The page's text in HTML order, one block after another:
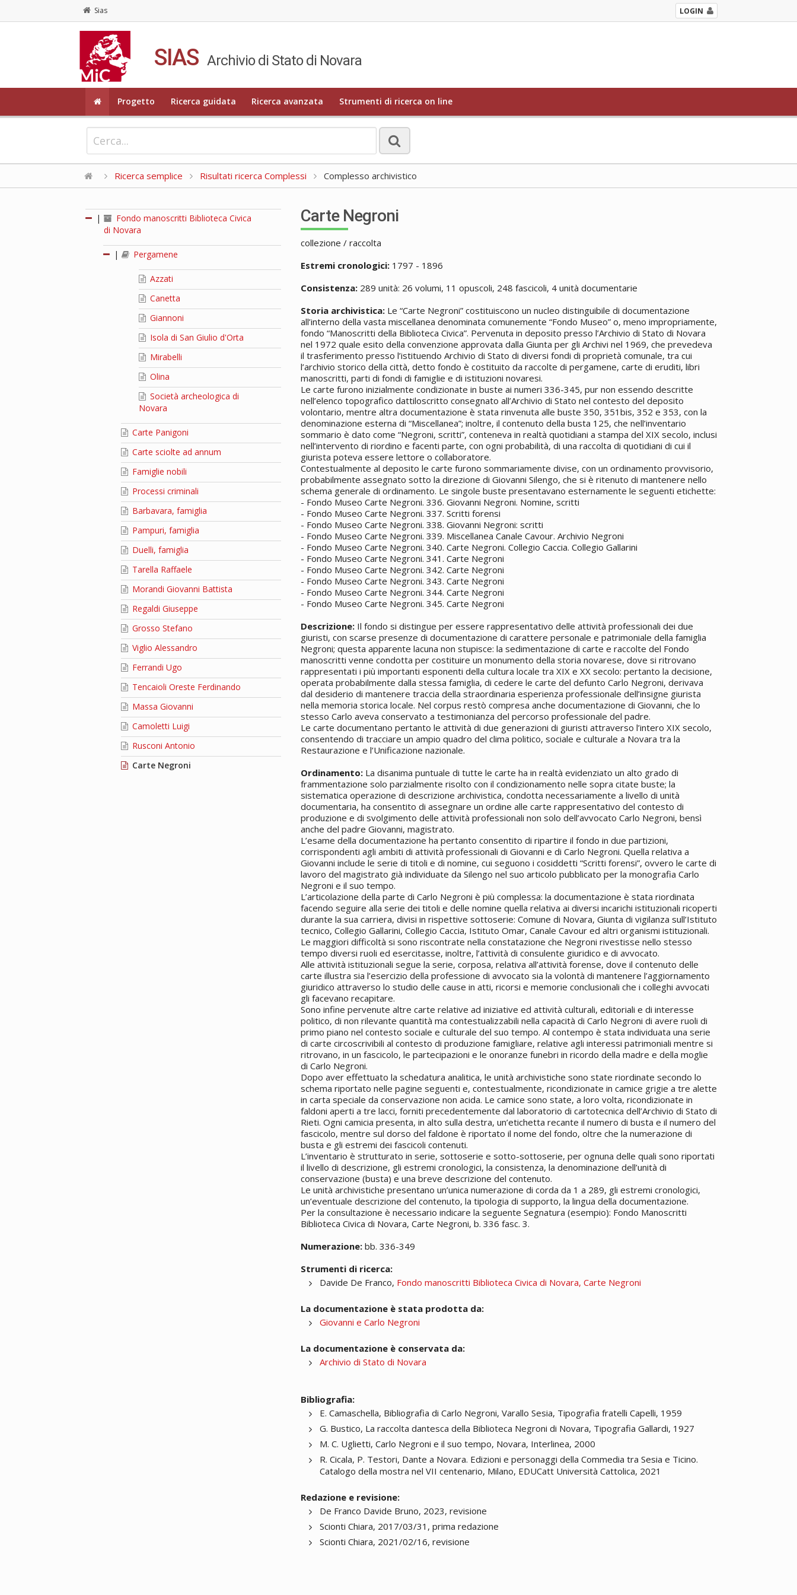
Sias LOGIN
SIAS Archivio di Stato di Novara
Progetto Ricerca guidata Ricerca avanzata Strumenti di ricerca on line
Ricerca semplice Risultati ricerca Complessi Complesso archivistico
|
Fondo manoscritti Biblioteca Civica
di Novara
| Pergamene
Azzati
Canetta
Giannoni
Isola di San Giulio d'Orta
Mirabelli
Olina
Società archeologica di
Novara
Carte Panigoni
Carte sciolte ad annum
Famiglie nobili
Processi criminali
Barbavara, famiglia
Pampuri, famiglia
Duelli, famiglia
Tarella Raffaele
Morandi Giovanni Battista
Regaldi Giuseppe
Grosso Stefano
Viglio Alessandro
Ferrandi Ugo
Tencaioli Oreste Ferdinando
Massa Giovanni
Camoletti Luigi
Rusconi Antonio
Carte Negroni
Carte Negroni
collezione / raccolta
Estremi cronologici: 1797 - 1896
Consistenza: 289 unità: 26 volumi, 11 opuscoli, 248 fascicoli, 4 unità documentarie
Storia archivistica: Le “Carte Negroni” costituiscono un nucleo distinguibile di documentazione
all’interno della vasta miscellanea denominata comunemente “Fondo Museo” o, meno impropriamente,
fondo “Manoscritti della Biblioteca Civica”. Pervenuta in deposito presso l’Archivio di Stato di Novara
nel 1972 quale esito della convenzione approvata dalla Giunta per gli Archivi nel 1969, che prevedeva
il trasferimento presso l’istituendo Archivio di Stato di diversi fondi di proprietà comunale, tra cui
l’archivio storico della città, detto fondo è costituito da raccolte di pergamene, carte di eruditi, libri
manoscritti, parti di fondi di famiglie e di istituzioni novaresi.
Le carte furono inizialmente condizionate in buste ai numeri 336-345, pur non essendo descritte
nell’elenco topografico dattiloscritto consegnato all’Archivio di Stato nel contesto del deposito
volontario, mentre altra documentazione è stata rinvenuta alle buste 350, 351bis, 352 e 353, con la
denominazione esterna di “Miscellanea”; inoltre, il contenuto della busta 125, che nell’inventario
sommario è dato come “Negroni, scritti”, conteneva in realtà quotidiani a stampa del XIX secolo, inclusi
nell’intervento di riordino e facenti parte, con ogni probabilità, di una raccolta di quotidiani di cui il
giurista poteva essere lettore o collaboratore.
Contestualmente al deposito le carte furono sommariamente divise, con un ordinamento provvisorio,
probabilmente assegnato sotto la direzione di Giovanni Silengo, che si è ritenuto di mantenere nello
schema generale di ordinamento. Le singole buste presentavano esternamente le seguenti etichette:
- Fondo Museo Carte Negroni. 336. Giovanni Negroni. Nomine, scritti
- Fondo Museo Carte Negroni. 337. Scritti forensi
- Fondo Museo Carte Negroni. 338. Giovanni Negroni: scritti
- Fondo Museo Carte Negroni. 339. Miscellanea Canale Cavour. Archivio Negroni
- Fondo Museo Carte Negroni. 340. Carte Negroni. Collegio Caccia. Collegio Gallarini
- Fondo Museo Carte Negroni. 341. Carte Negroni
- Fondo Museo Carte Negroni. 342. Carte Negroni
- Fondo Museo Carte Negroni. 343. Carte Negroni
- Fondo Museo Carte Negroni. 344. Carte Negroni
- Fondo Museo Carte Negroni. 345. Carte Negroni
Descrizione: Il fondo si distingue per essere rappresentativo delle attività professionali dei due
giuristi, con scarse presenze di documentazione di carattere personale e patrimoniale della famiglia
Negroni; questa apparente lacuna non stupisce: la sedimentazione di carte e raccolte del Fondo
manoscritti venne condotta per costituire un monumento della storia novarese, dove si ritrovano
rappresentati i più importanti esponenti della cultura locale tra XIX e XX secolo: pertanto la decisione,
operata probabilmente dalla stessa famiglia, di cedere le carte del defunto Carlo Negroni, derivava
dal desiderio di mantenere traccia della straordinaria esperienza professionale dell’insigne giurista
nella memoria storica locale. Nel corpus restò compresa anche documentazione di Giovanni, che lo
stesso Carlo aveva conservato a testimonianza del percorso professionale del padre.
Le carte documentano pertanto le attività di due generazioni di giuristi attraverso l’intero XIX secolo,
consentendo di tracciare un ampio quadro del clima politico, sociale e culturale a Novara tra la
Restaurazione e l’Unificazione nazionale.
Ordinamento: La disanima puntuale di tutte le carte ha in realtà evidenziato un alto grado di
frammentazione solo parzialmente risolto con il condizionamento nelle sopra citate buste; la
sistematica operazione di descrizione archivistica, condotta necessariamente a livello di unità
documentaria, ha consentito di assegnare un ordine alle carte rappresentativo del contesto di
produzione e di svolgimento delle attività professionali non solo dell’avvocato Carlo Negroni, bensì
anche del padre Giovanni, magistrato.
L’esame della documentazione ha pertanto consentito di ripartire il fondo in due partizioni,
corrispondenti agli ambiti di attività professionali di Giovanni e di Carlo Negroni. Quella relativa a
Giovanni include le serie di titoli e di nomine, cui seguono i cosiddetti “Scritti forensi”, ovvero le carte di
lavoro del magistrato già individuate da Silengo nel suo articolo pubblicato per la monografia Carlo
Negroni e il suo tempo.
L’articolazione della parte di Carlo Negroni è più complessa: la documentazione è stata riordinata
facendo seguire alla serie dei titoli e delle nomine quella relativa ai diversi incarichi istituzionali ricoperti
durante la sua carriera, divisi in rispettive sottoserie: Comune di Novara, Giunta di vigilanza sull’Istituto
tecnico, Collegio Gallarini, Collegio Caccia, Istituto Omar, Canale Cavour ed altri organismi istituzionali.
Le maggiori difficoltà si sono riscontrate nella constatazione che Negroni rivestisse nello stesso
tempo diversi ruoli ed esercitasse, inoltre, l’attività di consulente giuridico e di avvocato.
Alle attività istituzionali segue la serie, corposa, relativa all’attività forense, dove il contenuto delle
carte illustra sia l’esercizio della professione di avvocato sia la volontà di mantenere l’aggiornamento
giuridico attraverso lo studio delle cause in atti, ricorsi e memorie conclusionali che i colleghi avvocati
gli facevano recapitare.
Sono infine pervenute altre carte relative ad iniziative ed attività culturali, editoriali e di interesse
politico, di non rilevante quantità ma contestualizzabili nella capacità di Carlo Negroni di avere ruoli di
primo piano nel contesto sociale e culturale del suo tempo. Al contempo è stata individuata una serie
di carte circoscrivibili al contesto di produzione famigliare, relative agli interessi patrimoniali mentre si
ritrovano, in un fascicolo, le partecipazioni e le onoranze funebri in ricordo della madre e della moglie
di Carlo Negroni.
Dopo aver effettuato la schedatura analitica, le unità archivistiche sono state riordinate secondo lo
schema riportato nelle pagine seguenti e, contestualmente, ricondizionate in camice grigie a tre alette
in carta speciale da conservazione non acida. Le camice sono state, a loro volta, ricondizionate in
faldoni aperti a tre lacci, forniti precedentemente dal laboratorio di cartotecnica dell’Archivio di Stato di
Rieti. Ogni camicia presenta, in alto sulla destra, un’etichetta recante il numero di busta e il numero del
fascicolo, mentre sul dorso del faldone è riportato il nome del fondo, oltre che la numerazione di
busta e gli estremi dei fascicoli contenuti.
L’inventario è strutturato in serie, sottoserie e sotto-sottoserie, per ognuna delle quali sono riportati
il livello di descrizione, gli estremi cronologici, la consistenza, la denominazione dell’unità di
conservazione (busta) e una breve descrizione del contenuto.
Le unità archivistiche presentano un’unica numerazione di corda da 1 a 289, gli estremi cronologici,
un’eventuale descrizione del contenuto, la tipologia di supporto, la lingua della documentazione.
Per la consultazione è necessario indicare la seguente Segnatura (esempio): Fondo Manoscritti
Biblioteca Civica di Novara, Carte Negroni, b. 336 fasc. 3.
Numerazione: bb. 336-349
Strumenti di ricerca:
Davide De Franco, Fondo manoscritti Biblioteca Civica di Novara, Carte Negroni
La documentazione è stata prodotta da:
Giovanni e Carlo Negroni
La documentazione è conservata da:
Archivio di Stato di Novara
Bibliografia:
E. Camaschella, Bibliografia di Carlo Negroni, Varallo Sesia, Tipografia fratelli Capelli, 1959
G. Bustico, La raccolta dantesca della Biblioteca Negroni di Novara, Tipografia Gallardi, 1927
M. C. Uglietti, Carlo Negroni e il suo tempo, Novara, Interlinea, 2000
R. Cicala, P. Testori, Dante a Novara. Edizioni e personaggi della Commedia tra Sesia e Ticino.
Catalogo della mostra nel VII centenario, Milano, EDUCatt Università Cattolica, 2021
Redazione e revisione:
De Franco Davide Bruno, 2023, revisione
Scionti Chiara, 2017/03/31, prima redazione
Scionti Chiara, 2021/02/16, revisione